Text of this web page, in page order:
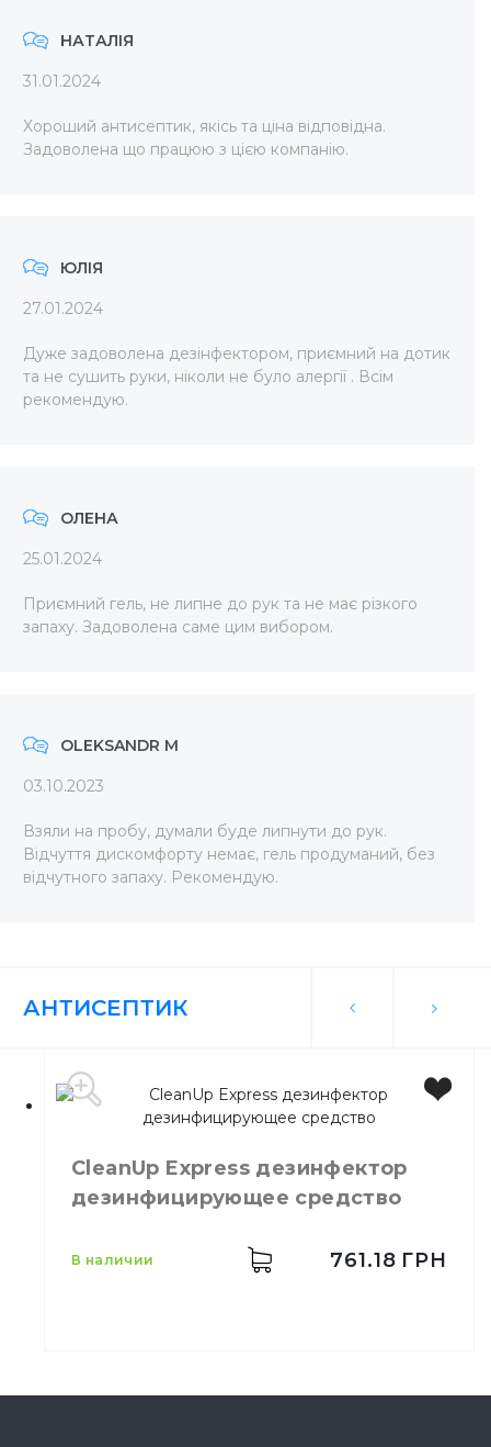
НАТАЛІЯ
31.01.2024
Хороший антисептик, якісь та ціна відповідна.
Задоволена що працюю з цією компанію.
ЮЛІЯ
27.01.2024
Дуже задоволена дезінфектором, приємний на дотик
та не сушить руки, ніколи не було алергії . Всім
рекомендую.
ОЛЕНА
25.01.2024
Приємний гель, не липне до рук та не має різкого
запаху. Задоволена саме цим вибором.
OLEKSANDR M
03.10.2023
Взяли на пробу, думали буде липнути до рук.
Відчуття дискомфорту немає, гель продуманий, без
відчутного запаху. Рекомендую.
АНТИСЕПТИК
CleanUp Express дезинфектор
дезинфицирующее средство
в наличии 761.18 ГРН